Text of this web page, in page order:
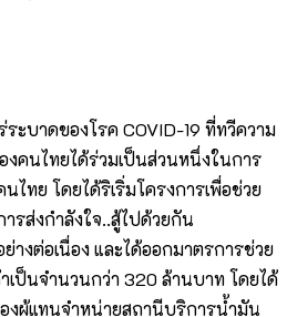
ะบาดของโรค COVID-19 ที่ทวีความ
คนไทยได้ร่วมเป็นส่วนหนึ่งในการ
ไทย โดยได้ริเริ่มโครงการเพื่อช่วย
รส่งกำลังใจ..สู้ไปด้วยกัน
างต่อเนื่อง และได้ออกมาตรการช่วย
เป็นจำนวนกว่า 320 ล้านบาท โดยได้
องผู้แทนจำหน่ายสถานีบริการน้ำมัน